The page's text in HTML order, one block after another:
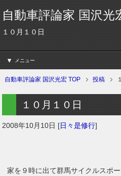
自動車評論家 国沢光
１０月１０日
メニュー
自動車評論家 国沢光宏 TOP 投稿
１０月１０日
2008年10月10日 [日々是修行]
家を９時に出て群馬サイクルスポ